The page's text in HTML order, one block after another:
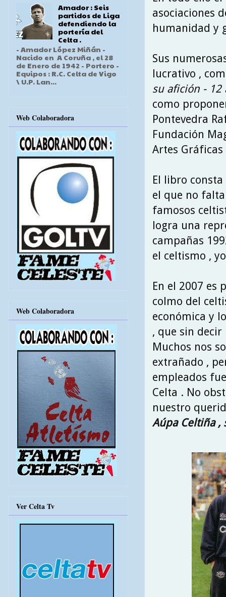
asociaciones
humanidad y
Sus
lucrativo ,
su afición - 12
como
Pontevedra
Fundación
Artes
El libro
el que no
famosos
logra una
campañas
el celtismo ,
En el 2007 es
colmo del
económica y
, que sin decir
Muchos nos
extrañado ,
empleados
Celta . No
nuestro
Aúpa Celtiña
Amador : Seis
partidos de Liga
defendiendo la
portería del
Celta .
- Amador López Miñán -
Nacido en A Coruña , el 28
de Enero de 1942 - Portero -
Equipos : R.C. Celta de Vigo
\ U.P. Lan...
Web Colaboradora
Web Colaboradora
Ver Celta Tv